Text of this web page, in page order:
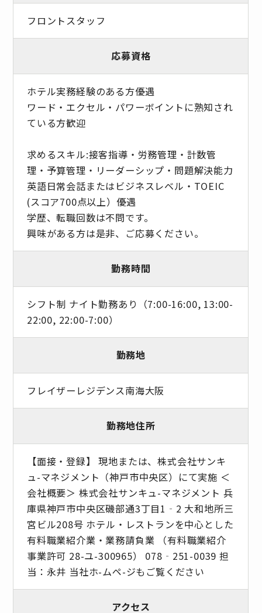
フロントスタッフ
応募資格
ホテル実務経験のある方優遇
ワード・エクセル・パワーボイントに熟知され
ている方歓迎
求めるスキル:接客指導・労務管理・計数管
理・予算管理・リーダーシップ・問題解決能力
英語日常会話またはビジネスレベル・TOEIC
(スコア700点以上）優遇
学歴、転職回数は不問です。
興味がある方は是非、ご応募ください。
勤務時間
シフト制 ナイト勤務あり（7:00-16:00, 13:00-
22:00, 22:00-7:00）
勤務地
フレイザーレジデンス南海大阪
勤務地住所
【面接・登録】 現地または、株式会社サンキ
ュ-マネジメント（神戸市中央区）にて実施 ＜
会社概要＞ 株式会社サンキュ-マネジメント 兵
庫県神戸市中央区磯部通3丁目1‐2 大和地所三
宮ビル208号 ホテル・レストランを中心とした
有料職業紹介業・業務請負業 （有料職業紹介
事業許可 28-ユ-300965） 078‐251-0039 担
当：永井 当社ホ-ムペ-ジもご覧ください
アクセス